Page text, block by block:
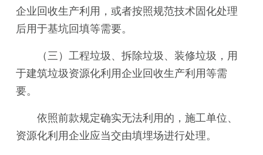
企业回收生产利用，或者按照规范技术固化处理
后用于基坑回填等需要。
（三）工程垃圾、拆除垃圾、装修垃圾，用
于建筑垃圾资源化利用企业回收生产利用等需
要。
依照前款规定确实无法利用的，施工单位、
资源化利用企业应当交由填埋场进行处理。